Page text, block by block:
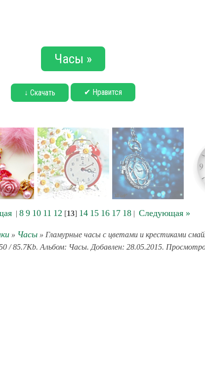
Часы »
↓ Скачать ✔ Нравится
| 8 9 10 11 12 [13] 14 15 16 17 18 | Следующая »
» Часы » Гламурные часы с цветами и крестиками
/ 85.7Kb. Альбом: Часы. Добавлен: 28.05.2015.